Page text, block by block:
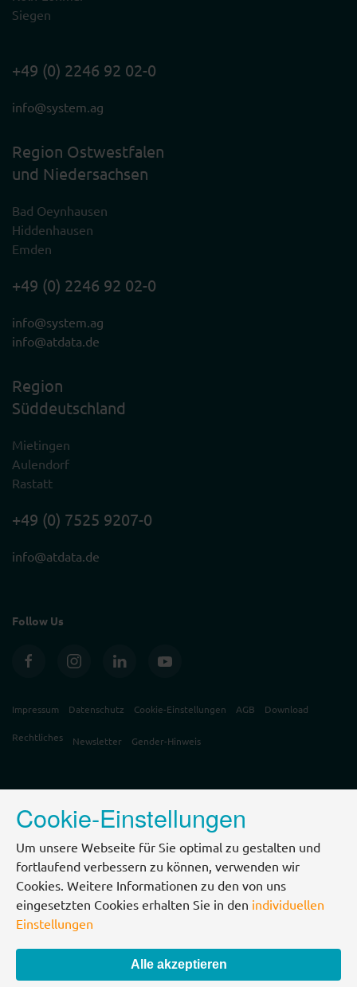
Siegen
+49 (0) 2246 92 02-0
info@system.ag
Region Ostwestfalen
und Niedersachsen
Bad Oeynhausen
Hiddenhausen
Emden
+49 (0) 2246 92 02-0
info@system.ag
info@atdata.de
Region
Süddeutschland
Mietingen
Aulendorf
Rastatt
+49 (0) 7525 9207-0
info@atdata.de
Follow Us
Impressum Datenschutz Cookie-Einstellungen AGB Download
Rechtliches Newsletter Gender-Hinweis
Cookie-Einstellungen
Um unsere Webseite für Sie optimal zu gestalten und
fortlaufend verbessern zu können, verwenden wir
Cookies. Weitere Informationen zu den von uns
eingesetzten Cookies erhalten Sie in den individuellen
Einstellungen
Alle akzeptieren